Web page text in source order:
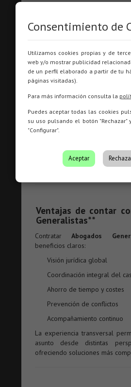
Es recomendable solicitar
seguir
Se necesita revisar un
firmarlo
Se recibe una
Se desea prevenir riesgos
económica
Ante cualquier duda legal, una
puede evitar complicaciones
Ventajas de contar
Generalistas**
ContratarAbogados
beneficios claros:
Visión jurídica global
Coordinación integral del
Ahorro de tiempo y costes
Prevención de conflictos
Acompañamiento continuo
La experiencia transversal
asunto desde distintas
ofreciendo soluciones más
Consentimiento de
Utilizamos cookies propias y de
web y/o mostrar publicidad
de un perfil elaborado a partir de tu
páginas visitadas).
Para más información consulta la
Puedes aceptar todas las cookies
su uso pulsando el botón
"Configurar".
Aceptar